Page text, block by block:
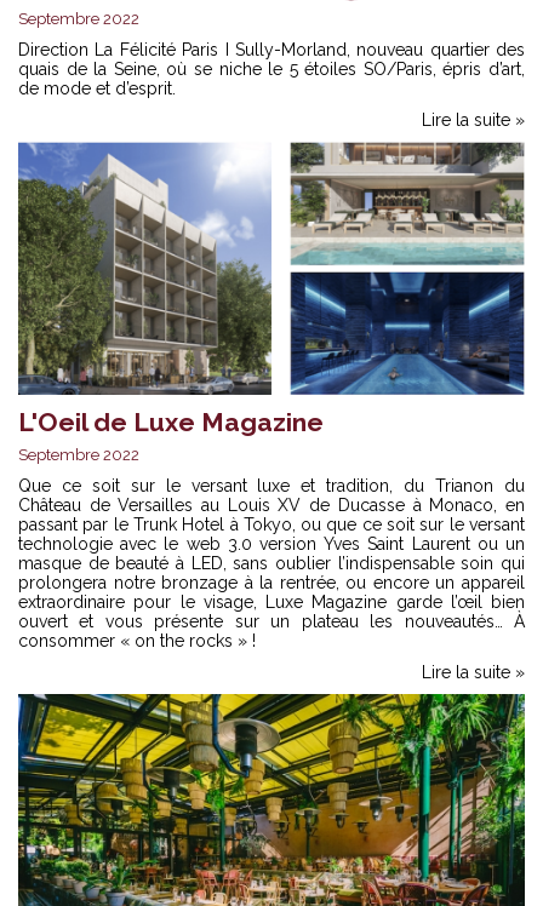
Septembre 2022
Direction La Félicité Paris I Sully-Morland, nouveau quartier des
quais de la Seine, où se niche le 5 étoiles SO/Paris, épris d’art,
de mode et d’esprit.
Lire la suite »
L'Oeil de Luxe Magazine
Septembre 2022
Que ce soit sur le versant luxe et tradition, du Trianon du
Château de Versailles au Louis XV de Ducasse à Monaco, en
passant par le Trunk Hotel à Tokyo, ou que ce soit sur le versant
technologie avec le web 3.0 version Yves Saint Laurent ou un
masque de beauté à LED, sans oublier l’indispensable soin qui
prolongera notre bronzage à la rentrée, ou encore un appareil
extraordinaire pour le visage, Luxe Magazine garde l’œil bien
ouvert et vous présente sur un plateau les nouveautés… À
consommer « on the rocks » !
Lire la suite »